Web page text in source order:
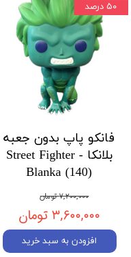
فانکو پاپ بدون جعبه
بلانکا Street Fighter -
Blanka (140)
۷,۲۰۰,۰۰۰ تومان
۳,۶۰۰,۰۰۰ تومان
افزودن به سبد خرید
۵۰ درصد